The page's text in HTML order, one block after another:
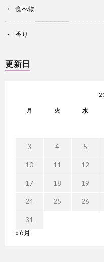
食べ物
香り
更新日
月 火 水
3 4 5
10 11 12
17 18 19
24 25 26
31
« 6月